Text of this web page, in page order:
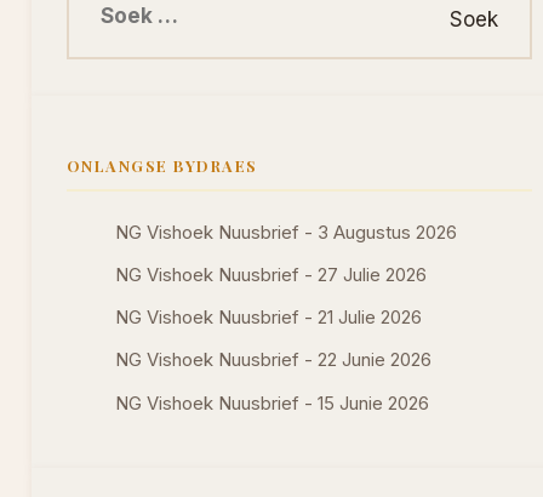
ONLANGSE BYDRAES
NG Vishoek Nuusbrief - 3 Augustus 2026
NG Vishoek Nuusbrief - 27 Julie 2026
NG Vishoek Nuusbrief - 21 Julie 2026
NG Vishoek Nuusbrief - 22 Junie 2026
NG Vishoek Nuusbrief - 15 Junie 2026